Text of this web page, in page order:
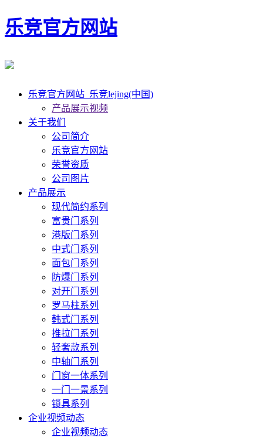
乐竞官方网站
乐竞官方网站_乐竞lejing(中国)
产品展示视频
关于我们
公司简介
乐竞官方网站
荣誉资质
公司图片
产品展示
现代简约系列
富贵门系列
港版门系列
中式门系列
面包门系列
防爆门系列
对开门系列
罗马柱系列
韩式门系列
推拉门系列
轻奢款系列
中轴门系列
门窗一体系列
一门一景系列
锁具系列
企业视频动态
企业视频动态